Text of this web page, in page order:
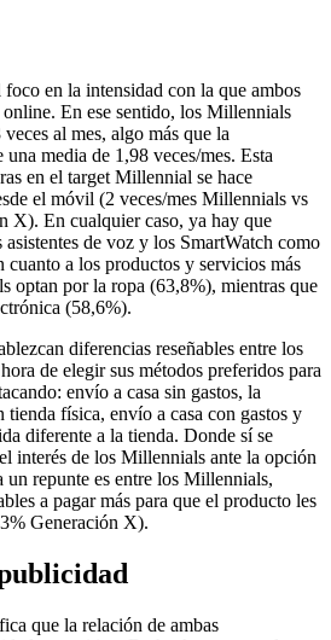
en la intensidad con la que ambos
online. En ese sentido, los Millennials
al mes, algo más que la
media de 1,98 veces/mes. Esta
en el target Millennial se hace
el móvil (2 veces/mes Millennials vs
X). En cualquier caso, ya hay que
de voz y los SmartWatch como
a los productos y servicios más
optan por la ropa (63,8%), mientras que
(58,6%).
diferencias reseñables entre los
de elegir sus métodos preferidos para
envío a casa sin gastos, la
física, envío a casa con gastos y
diferente a la tienda. Donde sí se
interés de los Millennials ante la opción
un repunte es entre los Millennials,
a pagar más para que el producto les
Generación X).
que la relación de ambas